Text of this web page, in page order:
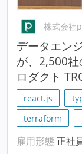
株式会社
データエン
が、2,500
ロダクト
react.js
terraform
雇用形態 正社